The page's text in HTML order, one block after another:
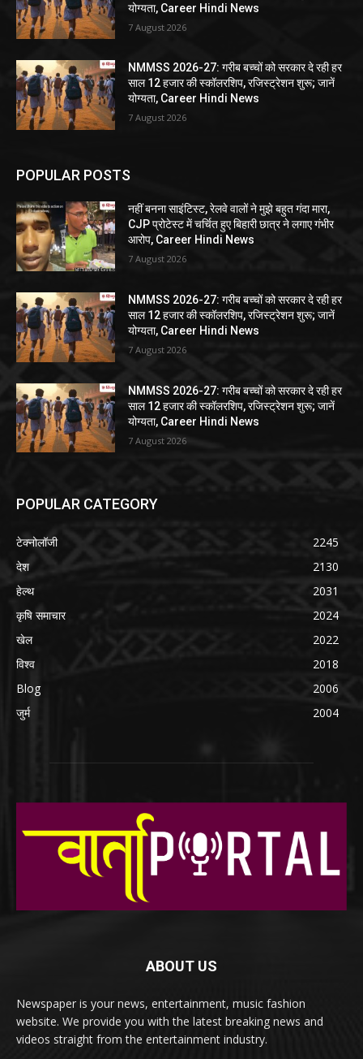
योग्यता, Career Hindi News
7 August 2026
NMMSS 2026-27: गरीब बच्चों को सरकार दे रही हर
साल 12 हजार की स्कॉलरशिप, रजिस्ट्रेशन शुरू; जानें
योग्यता, Career Hindi News
7 August 2026
POPULAR POSTS
नहीं बनना साइंटिस्ट, रेलवे वालों ने मुझे बहुत गंदा मारा,
CJP प्रोटेस्ट में चर्चित हुए बिहारी छात्र ने लगाए गंभीर
आरोप, Career Hindi News
7 August 2026
NMMSS 2026-27: गरीब बच्चों को सरकार दे रही हर
साल 12 हजार की स्कॉलरशिप, रजिस्ट्रेशन शुरू; जानें
योग्यता, Career Hindi News
7 August 2026
NMMSS 2026-27: गरीब बच्चों को सरकार दे रही हर
साल 12 हजार की स्कॉलरशिप, रजिस्ट्रेशन शुरू; जानें
योग्यता, Career Hindi News
7 August 2026
POPULAR CATEGORY
टेक्नोलॉजी
2245
देश
2130
हेल्थ
2031
कृषि समाचार
2024
खेल
2022
विश्व
2018
Blog
2006
जुर्म
2004
ABOUT US
Newspaper is your news, entertainment, music fashion
website. We provide you with the latest breaking news and
videos straight from the entertainment industry.